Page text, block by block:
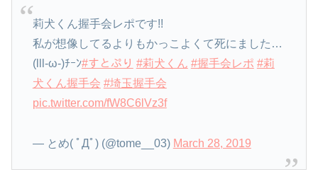
莉犬くん握手会レポです!!
私が想像してるよりもかっこよくて死にました…
(lll-ω-)ﾁｰﾝ#すとぷり #莉犬くん #握手会レポ #莉
犬くん握手会 #埼玉握手会
pic.twitter.com/fW8C6lVz3f
— とめ( ﾟДﾟ) (@tome__03) March 28, 2019